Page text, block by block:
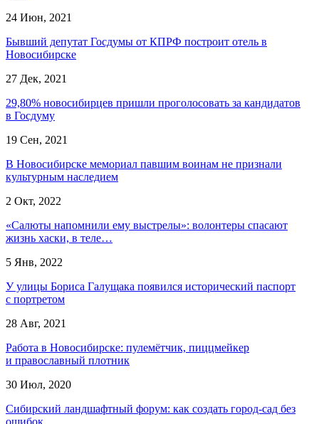
24 Июн, 2021
Бывший депутат Госдумы от КПРФ построит отель в
Новосибирске
27 Дек, 2021
29,80% новосибирцев пришли проголосовать за кандидатов
в Госдуму
19 Сен, 2021
В Новосибирске мемориал павшим воинам не признали
культурным наследием
2 Окт, 2022
«Салюты напомнили ему выстрелы»: волонтеры спасают
жизнь хаски, в теле…
5 Янв, 2022
У улицы Бориса Галущака появился исторический паспорт
с портретом
28 Авг, 2021
Работа в Новосибирске: пулемётчик, пиццмейкер
и православный плотник
30 Июл, 2020
Сибирский ландшафтный форум: как создать город-сад без
ошибок